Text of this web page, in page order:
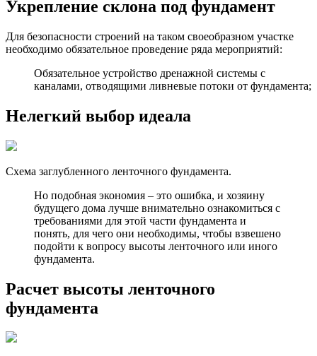
Укрепление склона под фундамент
Для безопасности строений на таком своеобразном участке
необходимо обязательное проведение ряда мероприятий:
Обязательное устройство дренажной системы с
каналами, отводящими ливневые потоки от фундамента;
Нелегкий выбор идеала
Схема заглубленного ленточного фундамента.
Но подобная экономия – это ошибка, и хозяину
будущего дома лучше внимательно ознакомиться с
требованиями для этой части фундамента и
понять, для чего они необходимы, чтобы взвешено
подойти к вопросу высоты ленточного или иного
фундамента.
Расчет высоты ленточного
фундамента